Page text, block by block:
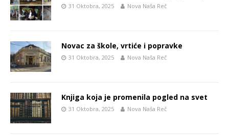
31 Oktobra, 2025 Nova Naša Reč
Novac za škole, vrtiće i popravke
31 Oktobra, 2025 Nova Naša Reč
Knjiga koja je promenila pogled na svet
31 Oktobra, 2025 Nova Naša Reč